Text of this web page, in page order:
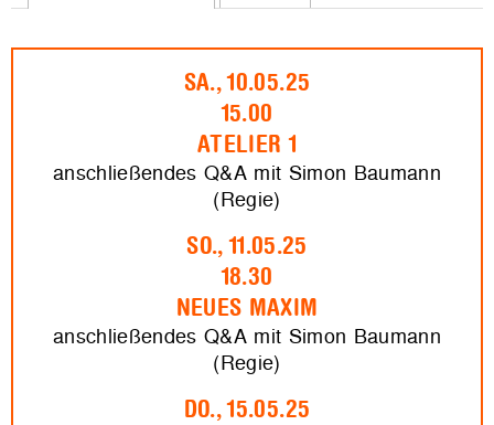
SA., 10.05.25
15.00
ATELIER 1
anschließendes Q&A mit Simon Baumann
(Regie)
SO., 11.05.25
18.30
NEUES MAXIM
anschließendes Q&A mit Simon Baumann
(Regie)
DO., 15.05.25